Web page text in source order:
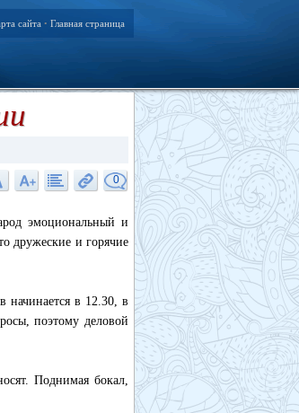
сайта • Главная страница
0
эмоциональный и
дружеские и горячие
начинается в 12.30, в
поэтому деловой
Поднимая бокал,